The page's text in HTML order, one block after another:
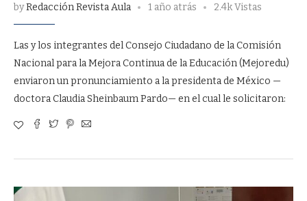
byRedacción Revista Aula 1 año atrás 2.4k Vistas
Las y los integrantes del Consejo Ciudadano de la Comisión
Nacional para la Mejora Continua de la Educación (Mejoredu)
enviaron un pronunciamiento a la presidenta de México —
doctora Claudia Sheinbaum Pardo— en el cual le solicitaron: